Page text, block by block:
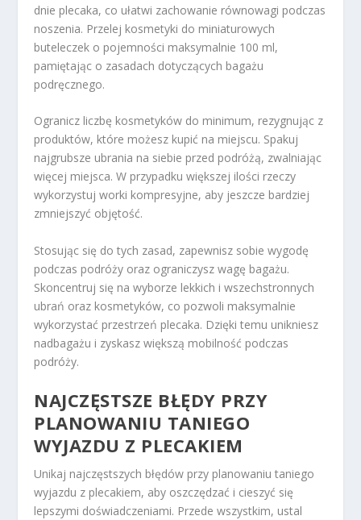
dnie plecaka, co ułatwi zachowanie równowagi podczas
noszenia. Przelej kosmetyki do miniaturowych
buteleczek o pojemności maksymalnie 100 ml,
pamiętając o zasadach dotyczących bagażu
podręcznego.
Ogranicz liczbę kosmetyków do minimum, rezygnując z
produktów, które możesz kupić na miejscu. Spakuj
najgrubsze ubrania na siebie przed podróżą, zwalniając
więcej miejsca. W przypadku większej ilości rzeczy
wykorzystuj worki kompresyjne, aby jeszcze bardziej
zmniejszyć objętość.
Stosując się do tych zasad, zapewnisz sobie wygodę
podczas podróży oraz ograniczysz wagę bagażu.
Skoncentruj się na wyborze lekkich i wszechstronnych
ubrań oraz kosmetyków, co pozwoli maksymalnie
wykorzystać przestrzeń plecaka. Dzięki temu unikniesz
nadbagażu i zyskasz większą mobilność podczas
podróży.
NAJCZĘSTSZE BŁĘDY PRZY
PLANOWANIU TANIEGO
WYJAZDU Z PLECAKIEM
Unikaj najczęstszych błędów przy planowaniu taniego
wyjazdu z plecakiem, aby oszczędzać i cieszyć się
lepszymi doświadczeniami. Przede wszystkim, ustal